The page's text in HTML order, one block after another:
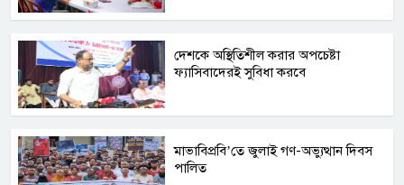
দেশকে অস্থিতিশীল করার অপচেষ্টা
ফ্যাসিবাদেরই সুবিধা করবে
মাভাবিপ্রবি’তে জুলাই গণ-অভ্যুত্থান দিবস
পালিত